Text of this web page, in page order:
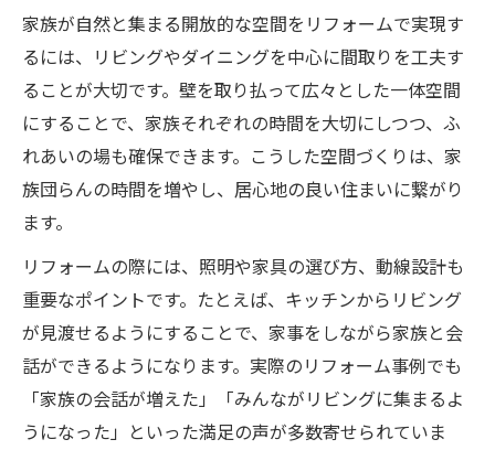
家族が自然と集まる開放的な空間をリフォームで実現す
るには、リビングやダイニングを中心に間取りを工夫す
ることが大切です。壁を取り払って広々とした一体空間
にすることで、家族それぞれの時間を大切にしつつ、ふ
れあいの場も確保できます。こうした空間づくりは、家
族団らんの時間を増やし、居心地の良い住まいに繋がり
ます。
リフォームの際には、照明や家具の選び方、動線設計も
重要なポイントです。たとえば、キッチンからリビング
が見渡せるようにすることで、家事をしながら家族と会
話ができるようになります。実際のリフォーム事例でも
「家族の会話が増えた」「みんながリビングに集まるよ
うになった」といった満足の声が多数寄せられていま